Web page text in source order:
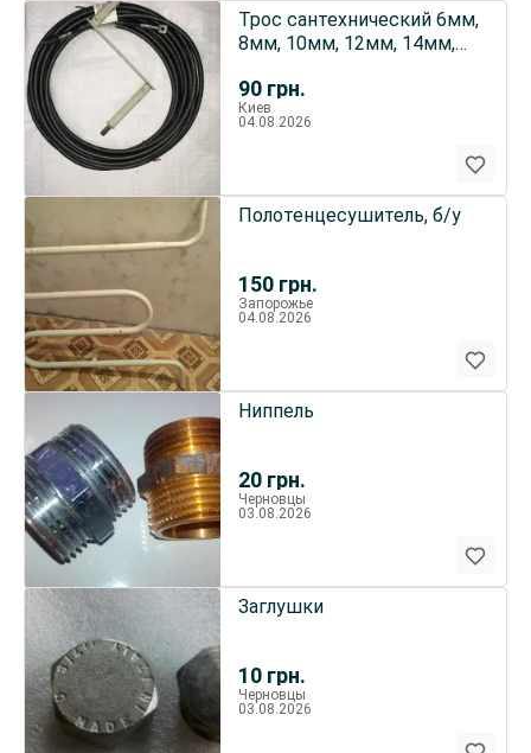
90 грн.
Трос сантехнический 6мм,
8мм, 10мм, 12мм, 14мм,
Киев
04.08.2026
150 грн.
Полотенцесушитель, б/у
Запорожье
04.08.2026
20 грн.
Ниппель
Черновцы
03.08.2026
10 грн.
Заглушки
Черновцы
03.08.2026